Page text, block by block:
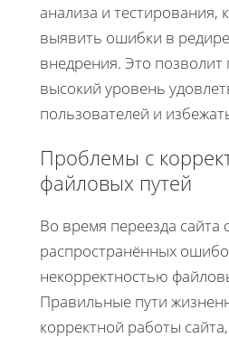
анализа и тестирования,
выявить ошибки в
внедрения. Это
высокий уровень
пользователей и
Проблемы с
файловых путей
Во время переезда сайта
распространённых
некорректностью
Правильные пути
корректной работы